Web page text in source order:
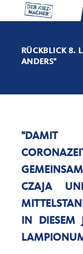
RÜCKBLICK 8.
ANDERS"
"DAMIT
CZAJA
IN DIESEM